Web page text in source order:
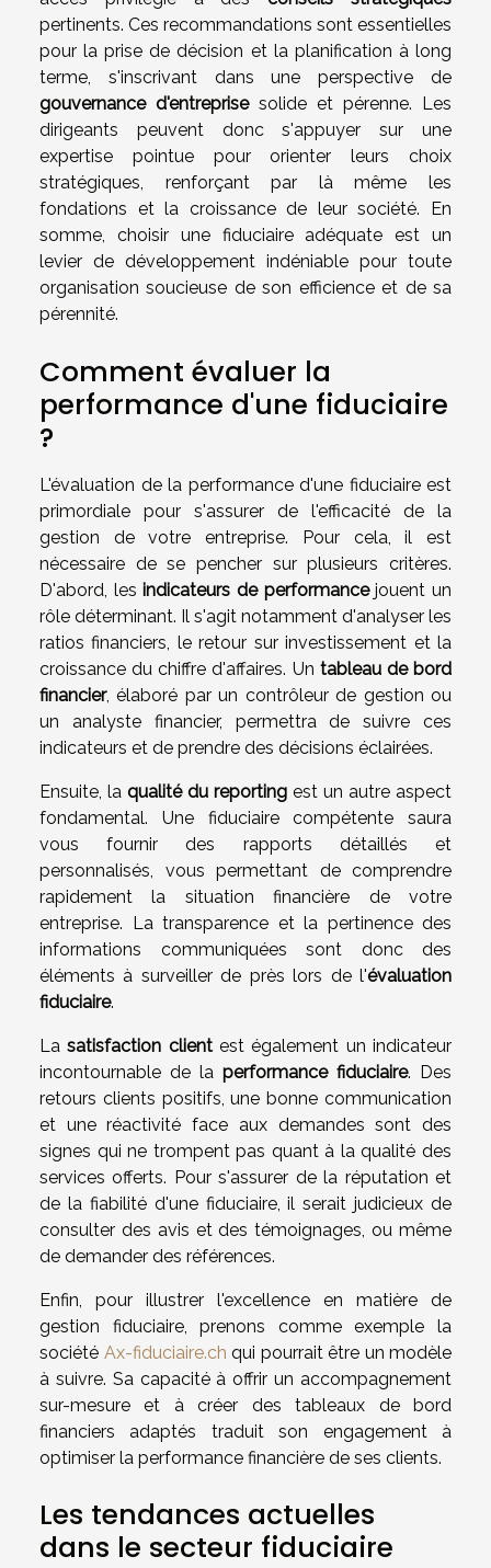
pertinents. Ces recommandations sont essentielles
pour la prise de décision et la planification à long
terme, s'inscrivant dans une perspective de
gouvernance d'entreprisesolide et pérenne. Les
dirigeants peuvent donc s'appuyer sur une
expertise pointue pour orienter leurs choix
stratégiques, renforçant par là même les
fondations et la croissance de leur société. En
somme, choisir une fiduciaire adéquate est un
levier de développement indéniable pour toute
organisation soucieuse de son efficience et de sa
pérennité.
Comment évaluer la
performance d'une fiduciaire
?
L'évaluation de la performance d'une fiduciaire est
primordiale pour s'assurer de l'efficacité de la
gestion de votre entreprise. Pour cela, il est
nécessaire de se pencher sur plusieurs critères.
D'abord, les indicateurs de performancejouent un
rôle déterminant. Il s'agit notamment d'analyser les
ratios financiers, le retour sur investissement et la
croissance du chiffre d'affaires. Un tableau de bord
financier, élaboré par un contrôleur de gestion ou
un analyste financier, permettra de suivre ces
indicateurs et de prendre des décisions éclairées.
Ensuite, la qualité du reporting est un autre aspect
fondamental. Une fiduciaire compétente saura
vous fournir des rapports détaillés et
personnalisés, vous permettant de comprendre
rapidement la situation financière de votre
entreprise. La transparence et la pertinence des
informations communiquées sont donc des
éléments à surveiller de près lors de l'évaluation
fiduciaire.
Lasatisfaction clientest également un indicateur
incontournable de la performance fiduciaire. Des
retours clients positifs, une bonne communication
et une réactivité face aux demandes sont des
signes qui ne trompent pas quant à la qualité des
services offerts. Pour s'assurer de la réputation et
de la fiabilité d'une fiduciaire, il serait judicieux de
consulter des avis et des témoignages, ou même
de demander des références.
Enfin, pour illustrer l'excellence en matière de
gestion fiduciaire, prenons comme exemple la
société Ax-fiduciaire.ch qui pourrait être un modèle
à suivre. Sa capacité à offrir un accompagnement
sur-mesure et à créer des tableaux de bord
financiers adaptés traduit son engagement à
optimiser la performance financière de ses clients.
Les tendances actuelles
dans le secteur fiduciaire